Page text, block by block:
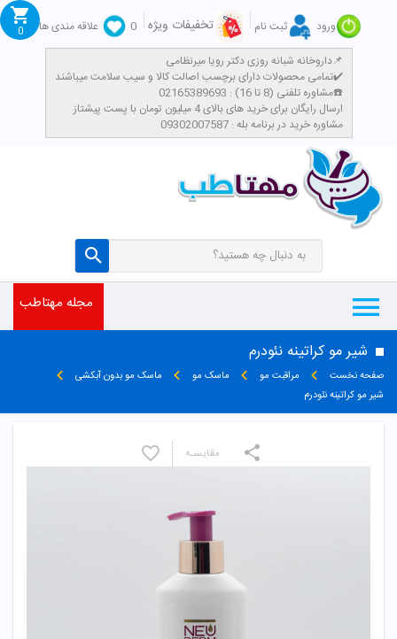
ورود ثبت نام تخفیفات ویژه 0
علاقه مندی ها
داروخانه شبانه روزی دکتر رویا میرنظامی📌
تمامی محصولات دارای برچسب اصالت کالا و سیب سلامت میباشند✔️
مشاوره تلفنی (8 تا 16) : 02165389693☎️
​ارسال رایگان برای خرید های بالای 4 میلیون تومان با پست پیشتاز
مشاوره خرید در برنامه بله : 09302007587
0
مجله مهتاطب
شیر مو کراتینه نئودرم
صفحه نخست مراقبت مو ماسک مو
ماسک مو بدون آبکشی
شیر مو کراتینه نئودرم
مقایسـه